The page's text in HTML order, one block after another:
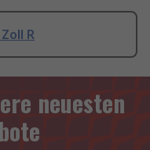
R
neuesten